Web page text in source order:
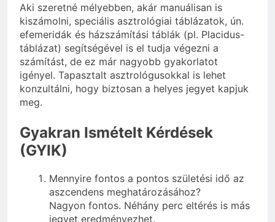
Aki szeretné mélyebben, akár manuálisan is
kiszámolni, speciális asztrológiai táblázatok, ún.
efemeridák és házszámítási táblák (pl. Placidus-
táblázat) segítségével is el tudja végezni a
számítást, de ez már nagyobb gyakorlatot
igényel. Tapasztalt asztrológusokkal is lehet
konzultálni, hogy biztosan a helyes jegyet kapjuk
meg.
Gyakran Ismételt Kérdések
(GYIK)
Mennyire fontos a pontos születési idő az
aszcendens meghatározásához?
Nagyon fontos. Néhány perc eltérés is más
jegyet eredményezhet.